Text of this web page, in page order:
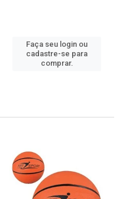
Faça seu login ou
cadastre-se para
comprar.